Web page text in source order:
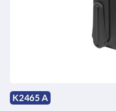
K2465 A